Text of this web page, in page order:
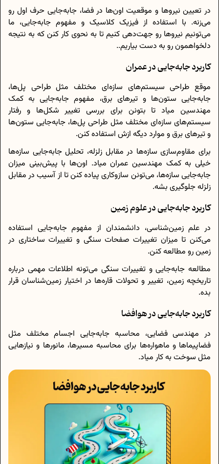
در تعیین نیروها و موقعیت اون‌ها در فضا، جابه‌جایی حرف اول رو
می‌زنه. با استفاده از فیزیک کلاسیک و مفهوم جابه‌جایی، ما
می‌تونیم نیروها رو جهت‌دهی کنیم تا به نحوی کار کنن که به نتیجه
دلخواهمون رو به دست بیاریم..
کاربرد جابه‌جایی در عمران
موقع طراحی سیستم‌های سازه‌ای مختلف مثل طراحی پل‌ها،
جابه‌جایی ستون‌ها و تیرهای برق، مفهوم جابه‌جایی به کمک
مهندسین میاد تا بتونن برای بررسی تغییر شکل‌ها و رفتار
سیستم‌های سازه‌ای مختلف مثل طراحی پل‌ها، جابه‌جایی ستون‌ها
و تیرهای برق و موارد دیگه ازش استفاده کنن.
برای مقاوم‌سازی سازه‌ها در مقابل زلزله، تحلیل جابه‌جایی سازه‌ها
خیلی به کمک مهندسین عمران میاد. اون‌ها با پیش‌بینی میزان
جابه‌جایی سازه‌ها، می‌تونن سازوکاری پیاده کنن تا از آسیب در مقابل
زلزله جلوگیری بشه.
کاربرد جابه‌‌جایی در علوم زمین
در علم زمین‌شناسی، دانشمندان از مفهوم جابه‌جایی استفاده
می‌کنن تا میزان تغییرات صفحات سنگی و تغییرات ساختاری در
زمین رو مطالعه کنن.
مطالعه جابه‌جایی و تغییرات سنگی می‌تونه اطلاعات مهمی درباره
تاریخچه زمین، تغییر و تحولات قاره‌ها در اختیار زمین‌شناسان قرار
بده.
کاربرد جابه‌جایی در هوافضا
در مهندسی فضایی، محاسبه جابه‌جایی اجسام مختلف مثل
فضاپیماها و ماهواره‌ها برای محاسبه مسیر‌ها، مانورها و نیازهایی
مثل سوخت به کار میاد.